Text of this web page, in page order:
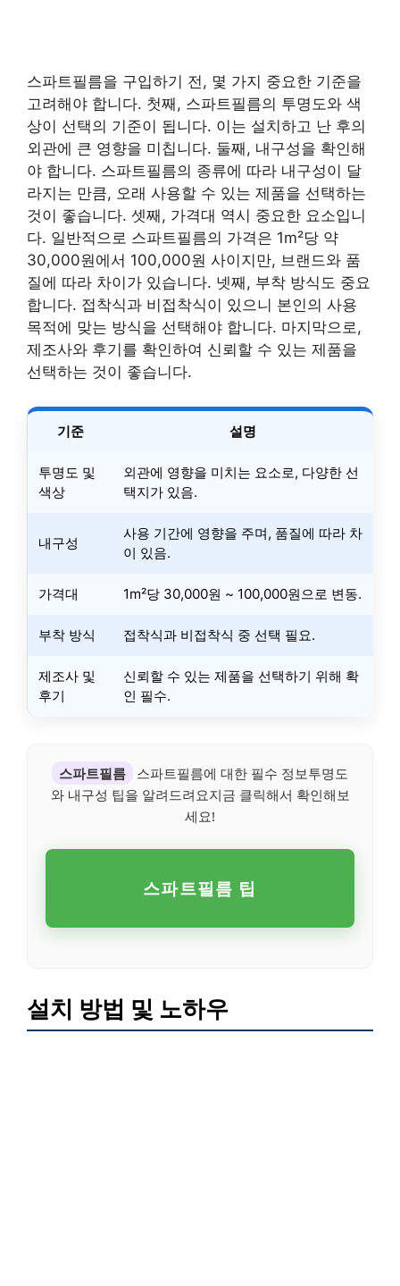
스파트필름을 구입하기 전, 몇 가지 중요한 기준을
고려해야 합니다. 첫째, 스파트필름의 투명도와 색
상이 선택의 기준이 됩니다. 이는 설치하고 난 후의
외관에 큰 영향을 미칩니다. 둘째, 내구성을 확인해
야 합니다. 스파트필름의 종류에 따라 내구성이 달
라지는 만큼, 오래 사용할 수 있는 제품을 선택하는
것이 좋습니다. 셋째, 가격대 역시 중요한 요소입니
다. 일반적으로 스파트필름의 가격은 1m²당 약
30,000원에서 100,000원 사이지만, 브랜드와 품
질에 따라 차이가 있습니다. 넷째, 부착 방식도 중요
합니다. 접착식과 비접착식이 있으니 본인의 사용
목적에 맞는 방식을 선택해야 합니다. 마지막으로,
제조사와 후기를 확인하여 신뢰할 수 있는 제품을
선택하는 것이 좋습니다.
기준 설명
투명도 및
색상
외관에 영향을 미치는 요소로, 다양한 선
택지가 있음.
내구성
사용 기간에 영향을 주며, 품질에 따라 차
이 있음.
가격대 1m²당 30,000원 ~ 100,000원으로 변동.
부착 방식 접착식과 비접착식 중 선택 필요.
제조사 및
후기
신뢰할 수 있는 제품을 선택하기 위해 확
인 필수.
스파트필름
스파트필름에 대한 필수 정보투명도
와 내구성 팁을 알려드려요지금 클릭해서 확인해보
세요!
스파트필름 팁
설치 방법 및 노하우